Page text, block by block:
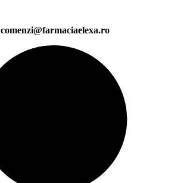
comenzi@farmaciaelexa.ro